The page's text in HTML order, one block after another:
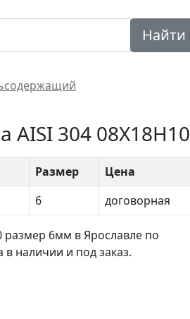
Найти
AISI 304 08Х18Н10
Размер
Цена
6 договорная
размер 6мм в Ярославле по
наличии и под заказ.